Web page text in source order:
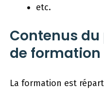
etc.
Contenus
de formation
La formation est